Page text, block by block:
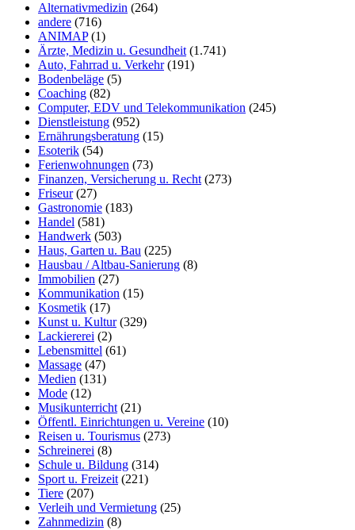
Alternativmedizin (264)
andere (716)
ANIMAP(1)
Ärzte, Medizin u. Gesundheit (1.741)
Auto, Fahrrad u. Verkehr(191)
Bodenbeläge (5)
Coaching (82)
Computer, EDV und Telekommunikation (245)
Dienstleistung (952)
Ernährungsberatung (15)
Esoterik (54)
Ferienwohnungen (73)
Finanzen, Versicherung u. Recht (273)
Friseur(27)
Gastronomie (183)
Handel (581)
Handwerk (503)
Haus, Garten u. Bau (225)
Hausbau / Altbau-Sanierung (8)
Immobilien (27)
Kommunikation (15)
Kosmetik (17)
Kunst u. Kultur(329)
Lackiererei (2)
Lebensmittel (61)
Massage (47)
Medien (131)
Mode (12)
Musikunterricht (21)
Öffentl. Einrichtungen u. Vereine (10)
Reisen u. Tourismus (273)
Schreinerei (8)
Schule u. Bildung (314)
Sport u. Freizeit (221)
Tiere (207)
Verleih und Vermietung (25)
Zahnmedizin (8)